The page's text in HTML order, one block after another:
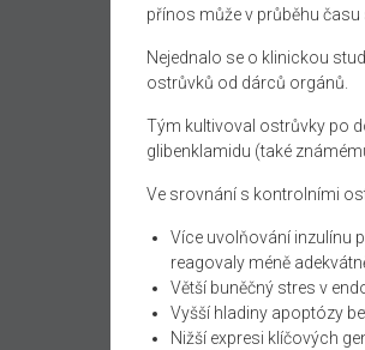
přínos může v průběhu času
Nejednalo se o klinickou
ostrůvků od dárců orgánů.
Tým kultivoval ostrůvky po
glibenklamidu (také
Ve srovnání s kontrolními
Více uvolňování inzulínu
reagovaly méně
Větší buněčný stres v
Vyšší hladiny apoptózy
Nižší expresi klíčových